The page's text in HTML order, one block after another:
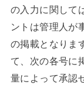
の入力に関して
ントは管理人が
の掲載となりま
て、次の各号に
量によって承認